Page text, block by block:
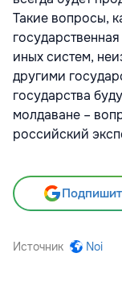
Такие вопросы,
иных систем,
другими
государства
молдаване –
российский
Источник Noi